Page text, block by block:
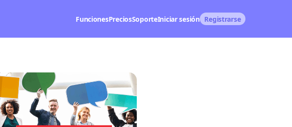
FuncionesPreciosSoporteIniciar sesión Registrarse